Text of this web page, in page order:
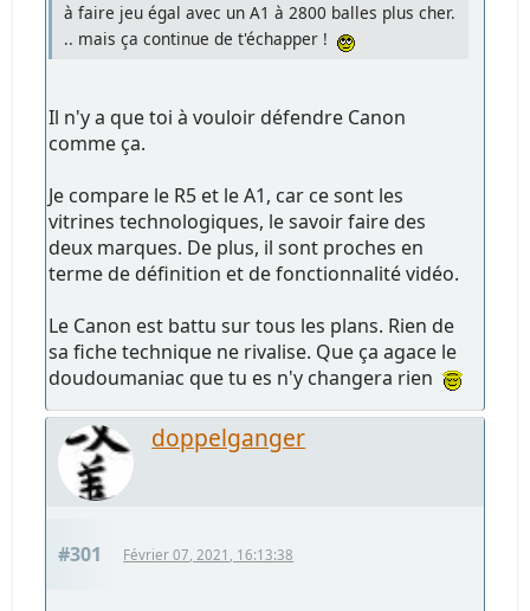
à faire jeu égal avec un A1 à 2800 balles plus cher.
.. mais ça continue de t'échapper !
Il n'y a que toi à vouloir défendre Canon
comme ça.
Je compare le R5 et le A1, car ce sont les
vitrines technologiques, le savoir faire des
deux marques. De plus, il sont proches en
terme de définition et de fonctionnalité vidéo.
Le Canon est battu sur tous les plans. Rien de
sa fiche technique ne rivalise. Que ça agace le
doudoumaniac que tu es n'y changera rien
doppelganger
#301 Février 07, 2021, 16:13:38